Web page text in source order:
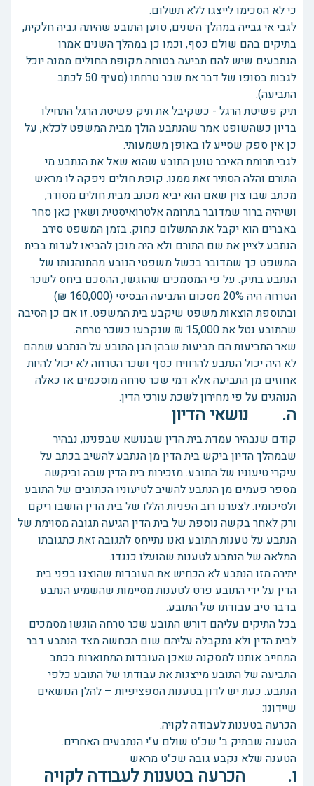
כי לא הסכימו לייצגו ללא תשלום.
לגבי אי גבייה במהלך השנים, טוען התובע שהיתה גביה חלקית,
בתיקים בהם שולם כסף, וכמו כן במהלך השנים אמרו
הנתבעים שיש להם תביעה בטוחה מקופת החולים ממנה יוכל
לגבות בסופו של דבר את שכר טרחתו (סעיף 50 לכתב
התביעה).
תיק פשיטת הרגל - כשקיבל את תיק פשיטת הרגל התחילו
בדיון כשהשופט אמר שהנתבע הולך מבית המשפט לכלא, על
כן אין ספק שסייע לו באופן משמעותי.
לגבי תרומת האיבר טוען התובע שהוא שאל את הנתבע מי
התורם והלה הסתיר זאת ממנו. קופת חולים ניפקה לו מראש
מכתב שבו צוין שאם הוא יביא מכתב מבית חולים מסודר,
ושיהיה ברור שמדובר בתרומה אלטרואיסטית ושאין כאן סחר
באברים הוא יקבל את התשלום כחוק. בזמן המשפט סירב
הנתבע לציין את שם התורם ולא היה מוכן להביאו לעדות בבית
המשפט כך שמדובר בכשל משפטי הנובע מהתנהגותו של
הנתבע בתיק. על פי המסמכים שהוגשו, ההסכם ביחס לשכר
הטרחה היה 20% מסכום התביעה הבסיסי (160,000 ₪)
ובתוספת הוצאות משפט שיקבע בית המשפט. זו אם כן הסיבה
שהתובע נטל את 15,000 ₪ שנקבעו כשכר טרחה.
שאר התביעות הם תביעות שבהן הגן התובע על הנתבע שמהם
לא היה יכול הנתבע להרוויח כסף ושכר הטרחה לא יכול להיות
אחוזים מן התביעה אלא דמי שכר טרחה מוסכמים או כאלה
הנוהגים על פי מחירון לשכת עורכי הדין.
ה. נושאי הדיון
קודם שנבהיר עמדת בית הדין שבנושא שבפנינו, נבהיר
שבמהלך הדיון ביקש בית הדין מן הנתבע להשיב בכתב על
עיקרי טיעוניו של התובע. מזכירות בית הדין שבה וביקשה
מספר פעמים מן הנתבע להשיב לטיעוניו הכתובים של התובע
ולסיכומיו. לצערנו רוב הפניות הללו של בית הדין הושבו ריקם
ורק לאחר בקשה נוספת של בית הדין הגיעה תגובה מסוימת של
הנתבע על טענות התובע ואנו נתייחס לתגובה זאת כתגובתו
המלאה של הנתבע לטענות שהועלו כנגדו.
יתירה מזו הנתבע לא הכחיש את העובדות שהוצגו בפני בית
הדין על ידי התובע פרט לטענות מסיימות שהשמיע הנתבע
בדבר טיב עבודתו של התובע.
בכל התיקים עליהם דורש התובע שכר טרחה הוגשו מסמכים
לבית הדין ולא נתקבלה עליהם שום הכחשה מצד הנתבע דבר
המחייב אותנו למסקנה שאכן העובדות המתוארות בכתב
התביעה של התובע מייצגות את עבודתו של התובע כלפי
הנתבע. כעת יש לדון בטענות הספציפיות – להלן הנושאים
שיידונו:
הכרעה בטענות לעבודה לקויה.
הטענה שבתיק ב' שכ"ט שולם ע"י הנתבעים האחרים.
הטענה שלא נקבע גובה שכ"ט מראש
ו. הכרעה בטענות לעבודה לקויה